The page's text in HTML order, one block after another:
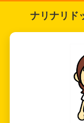
ナリナリド